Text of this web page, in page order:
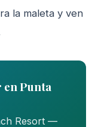
la maleta y ven
Punta
Resort —